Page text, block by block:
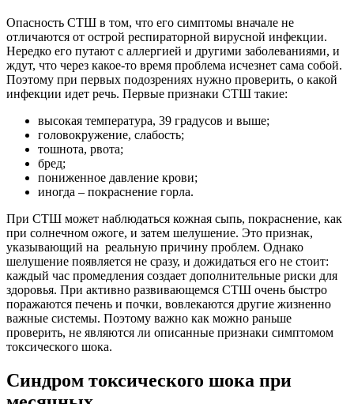
Опасность СТШ в том, что его симптомы вначале не
отличаются от острой респираторной вирусной инфекции.
Нередко его путают с аллергией и другими заболеваниями, и
ждут, что через какое-то время проблема исчезнет сама собой.
Поэтому при первых подозрениях нужно проверить, о какой
инфекции идет речь. Первые признаки СТШ такие:
высокая температура, 39 градусов и выше;
головокружение, слабость;
тошнота, рвота;
бред;
пониженное давление крови;
иногда – покраснение горла.
При СТШ может наблюдаться кожная сыпь, покраснение, как
при солнечном ожоге, и затем шелушение. Это признак,
указывающий на реальную причину проблем. Однако
шелушение появляется не сразу, и дожидаться его не стоит:
каждый час промедления создает дополнительные риски для
здоровья. При активно развивающемся СТШ очень быстро
поражаются печень и почки, вовлекаются другие жизненно
важные системы. Поэтому важно как можно раньше
проверить, не являются ли описанные признаки симптомом
токсического шока.
Синдром токсического шока при